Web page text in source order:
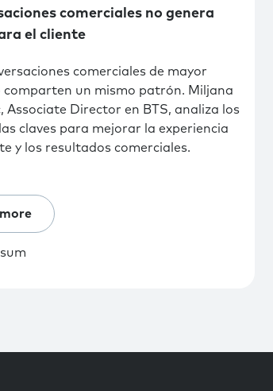
comerciales no genera
el cliente
comerciales de mayor
comparten un mismo patrón. Miljana
Associate Director en BTS, analiza los
claves para mejorar la experiencia
y los resultados comerciales.